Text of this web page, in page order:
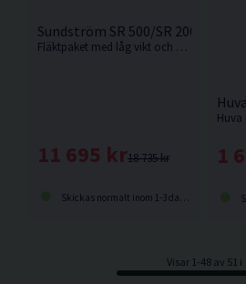
Sundström SR 500/SR 200
Fläktpaket med låg vikt och anatomisk utformning av fläkt och bälte ger hög komfort.
18 735 kr
11 695 kr
Skickas normalt inom 1-3 dagar
1
Visar 1-48 av 51 i